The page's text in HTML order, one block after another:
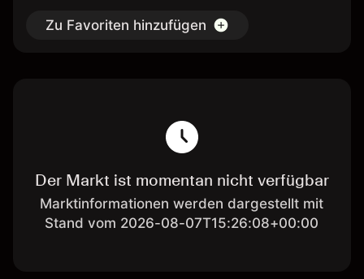
Zu Favoriten hinzufügen
Der Markt ist momentan nicht verfügbar
Marktinformationen werden dargestellt mit
Stand vom 2026-08-07T15:26:08+00:00